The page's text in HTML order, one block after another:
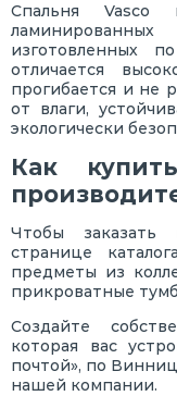
Спальня Vasco
изготовленных
отличается
прогибается и не
от влаги,
экологически
Как
Чтобы заказать
странице
предметы из
прикроватные
Создайте
которая вас
почтой», по
нашей компании.